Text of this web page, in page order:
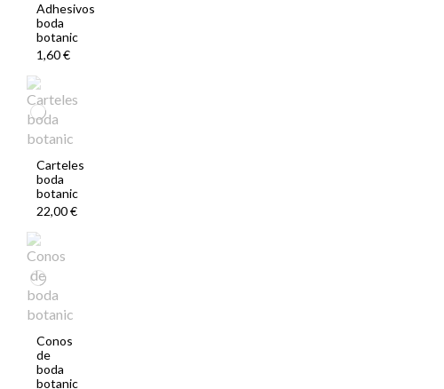
Adhesivos
boda
botanic
1,60 €
Carteles
boda
botanic
22,00 €
Conos
de
boda
botanic